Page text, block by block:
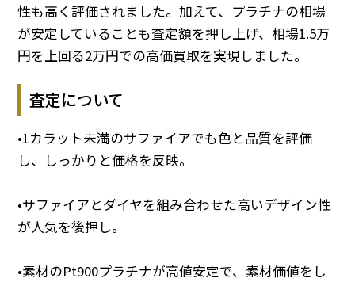
性も高く評価されました。加えて、プラチナの相場
が安定していることも査定額を押し上げ、相場1.5万
円を上回る2万円での高価買取を実現しました。
査定について
•1カラット未満のサファイアでも色と品質を評価
し、しっかりと価格を反映。
•サファイアとダイヤを組み合わせた高いデザイン性
が人気を後押し。
•素材のPt900プラチナが高値安定で、素材価値をし